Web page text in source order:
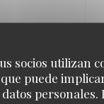
socios utilizan
puede
personales.
partager votre
que votre
Vos
à cœur.
échange